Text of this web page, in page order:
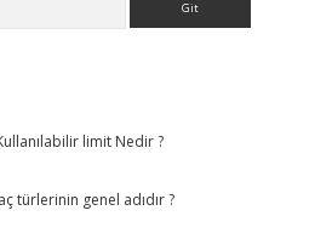
limit Nedir ?
türlerinin genel adıdır ?